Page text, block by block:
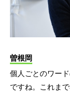
曽根岡
個人ごとのワー
ですね。これま